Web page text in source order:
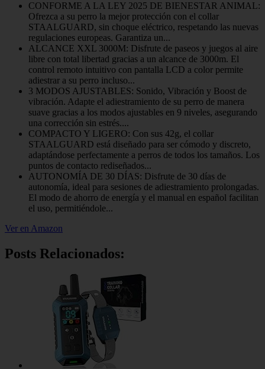
CONFORME A LA LEY 2025 DE BIENESTAR ANIMAL:
Ofrezca a su perro la mejor protección con el collar
STAALGUARD, sin choque eléctrico, respetando las nuevas
regulaciones europeas. Garantiza un...
ALCANCE XXL 3000M: Disfrute de paseos y juegos al aire
libre con total libertad gracias a un alcance de 3000m. El
control remoto intuitivo con pantalla LCD a color permite
adiestrar a su perro incluso...
3 MODOS AJUSTABLES: Sonido, Vibración y Boost de
vibración. Adapte el adiestramiento de su perro de manera
suave gracias a los modos ajustables en 9 niveles, asegurando
una corrección sin estrés....
COMPACTO Y LIGERO: Con sus 42g, el collar
STAALGUARD está diseñado para ser cómodo y discreto,
adaptándose perfectamente a perros de todos los tamaños. Los
puntos de contacto rediseñados...
AUTONOMÍA DE 30 DÍAS: Disfrute de 30 días de
autonomía, ideal para sesiones de adiestramiento prolongadas.
El modo de ahorro de energía y el manual en español facilitan
el uso, permitiéndole...
Ver en Amazon
Posts Relacionados: